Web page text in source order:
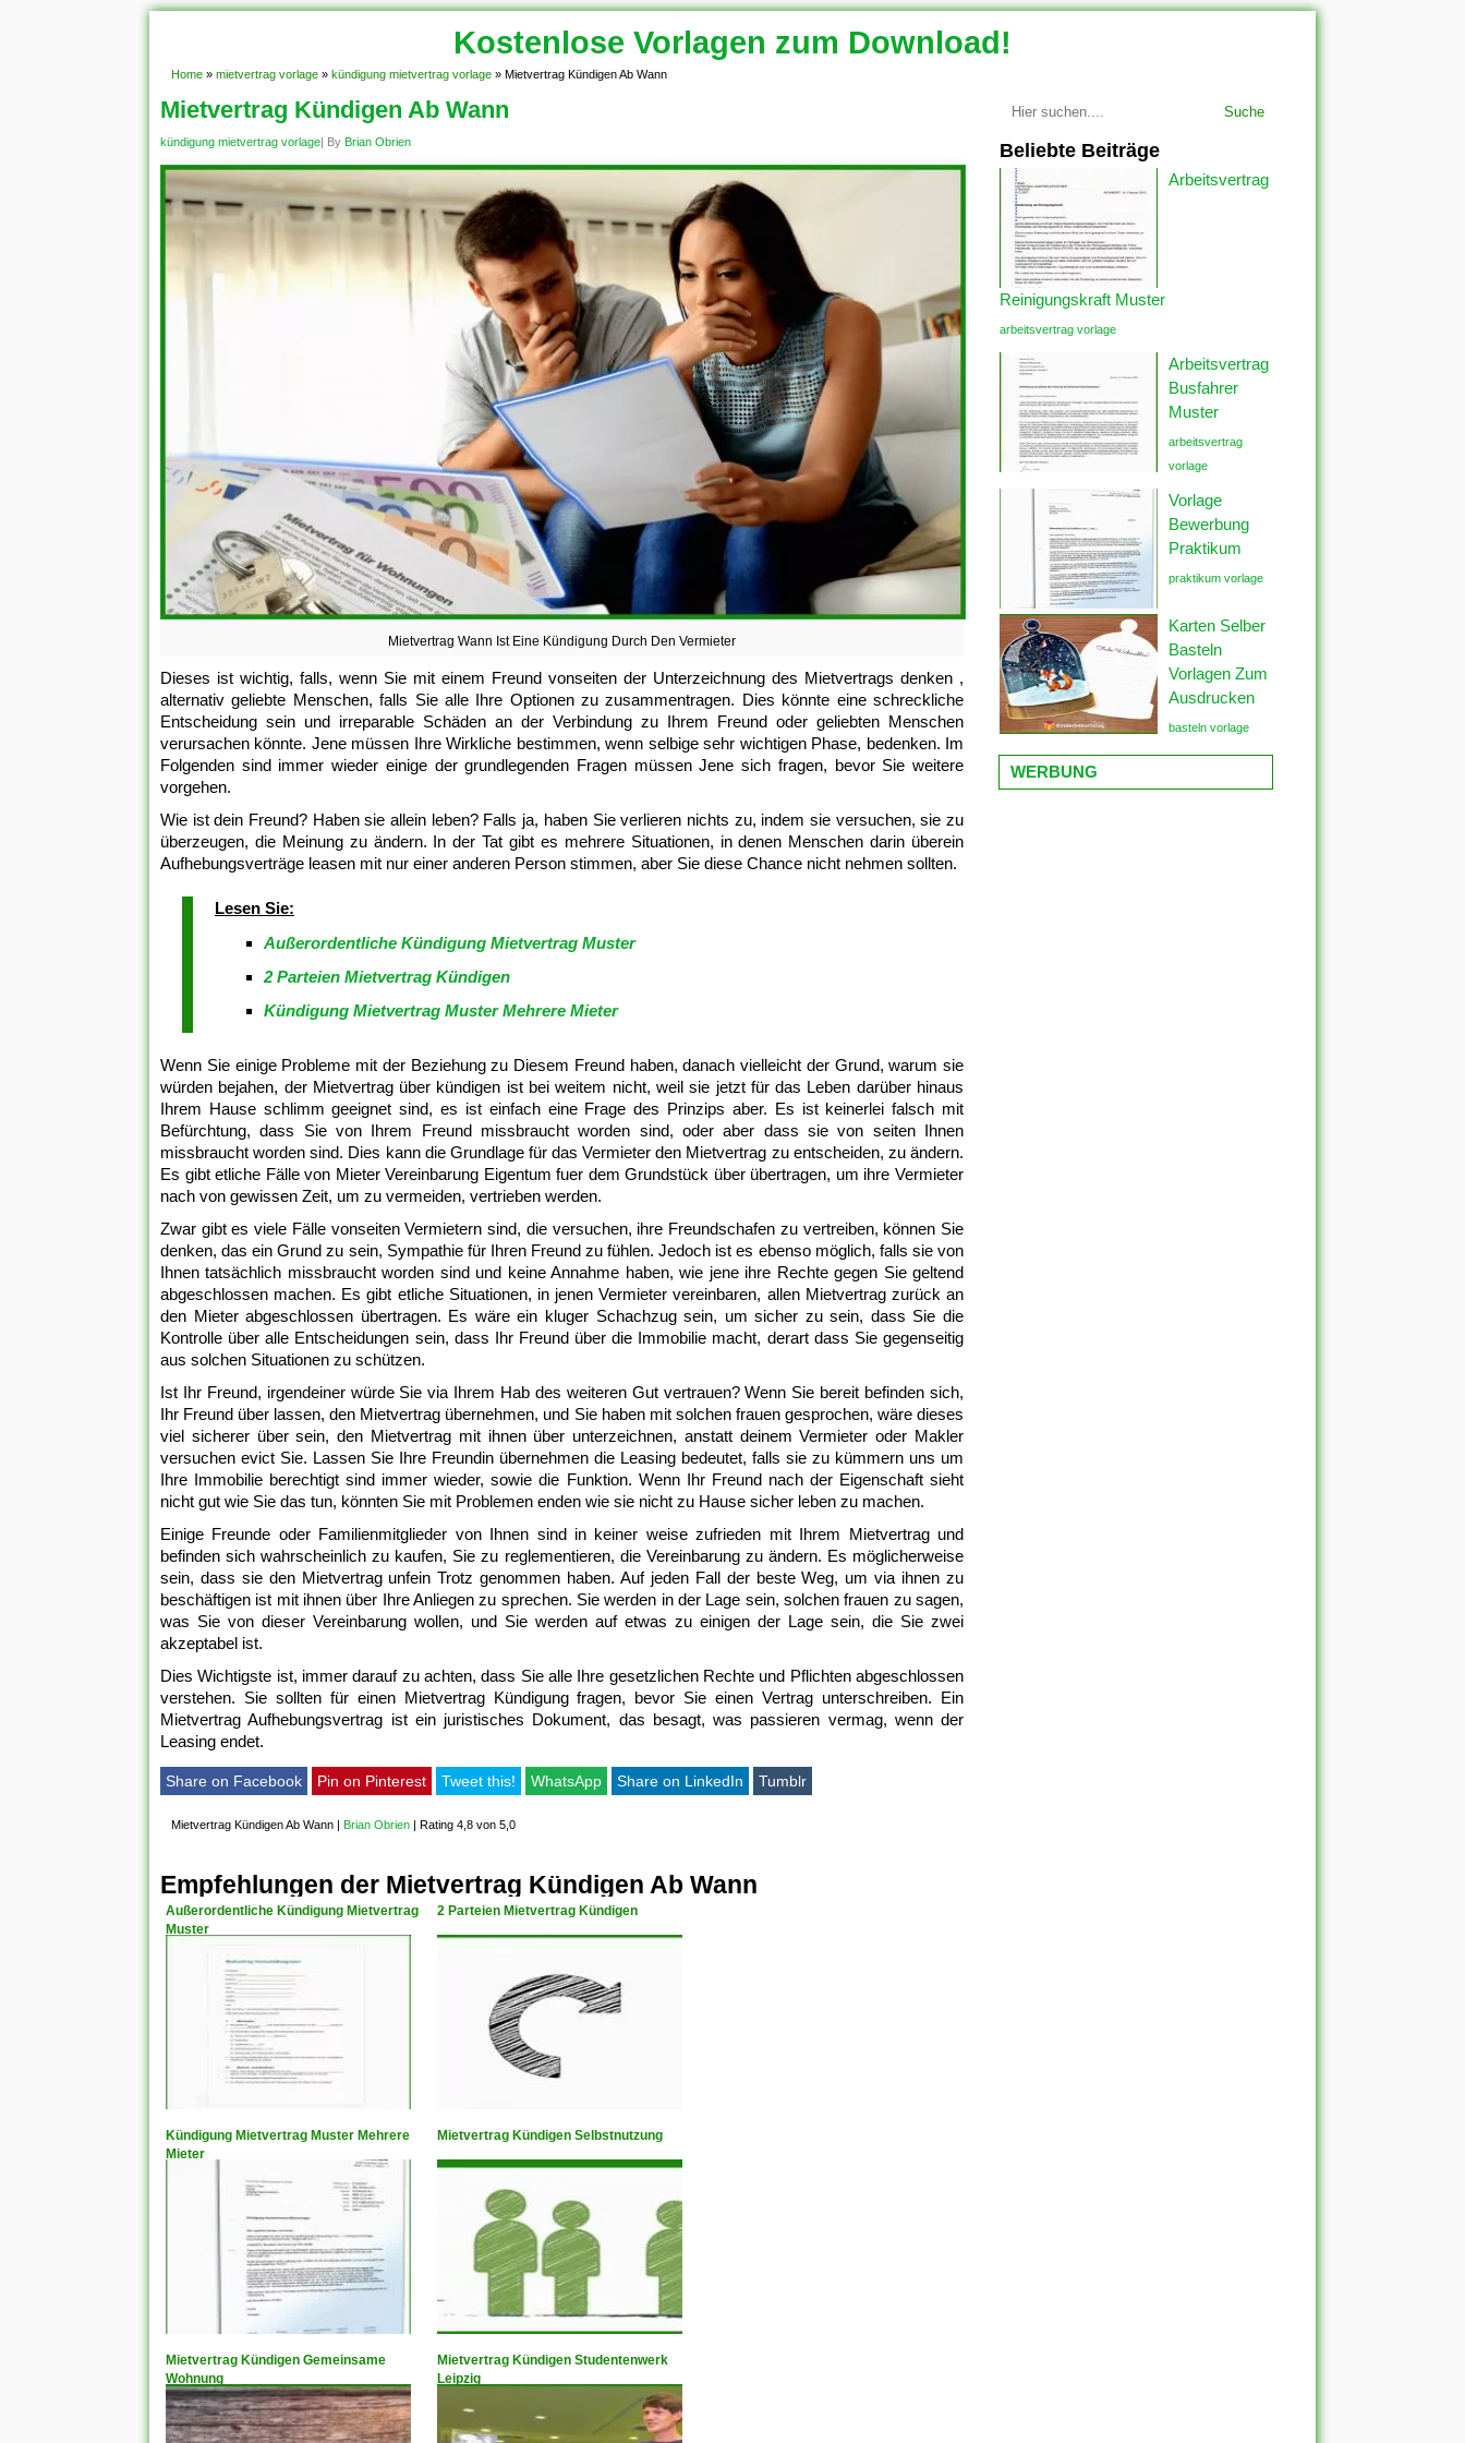
Kostenlose Vorlagen zum Download!
Home » mietvertrag vorlage » kündigung mietvertrag vorlage » Mietvertrag Kündigen Ab Wann
Mietvertrag Kündigen Ab Wann
kündigung mietvertrag vorlage| By Brian Obrien
Mietvertrag Wann Ist Eine Kündigung Durch Den Vermieter
Dieses ist wichtig, falls, wenn Sie mit einem Freund vonseiten der Unterzeichnung des Mietvertrags denken ,
alternativ geliebte Menschen, falls Sie alle Ihre Optionen zu zusammentragen. Dies könnte eine schreckliche
Entscheidung sein und irreparable Schäden an der Verbindung zu Ihrem Freund oder geliebten Menschen
verursachen könnte. Jene müssen Ihre Wirkliche bestimmen, wenn selbige sehr wichtigen Phase, bedenken. Im
Folgenden sind immer wieder einige der grundlegenden Fragen müssen Jene sich fragen, bevor Sie weitere
vorgehen.
Wie ist dein Freund? Haben sie allein leben? Falls ja, haben Sie verlieren nichts zu, indem sie versuchen, sie zu
überzeugen, die Meinung zu ändern. In der Tat gibt es mehrere Situationen, in denen Menschen darin überein
Aufhebungsverträge leasen mit nur einer anderen Person stimmen, aber Sie diese Chance nicht nehmen sollten.
Lesen Sie:
Außerordentliche Kündigung Mietvertrag Muster
2 Parteien Mietvertrag Kündigen
Kündigung Mietvertrag Muster Mehrere Mieter
Wenn Sie einige Probleme mit der Beziehung zu Diesem Freund haben, danach vielleicht der Grund, warum sie
würden bejahen, der Mietvertrag über kündigen ist bei weitem nicht, weil sie jetzt für das Leben darüber hinaus
Ihrem Hause schlimm geeignet sind, es ist einfach eine Frage des Prinzips aber. Es ist keinerlei falsch mit
Befürchtung, dass Sie von Ihrem Freund missbraucht worden sind, oder aber dass sie von seiten Ihnen
missbraucht worden sind. Dies kann die Grundlage für das Vermieter den Mietvertrag zu entscheiden, zu ändern.
Es gibt etliche Fälle von Mieter Vereinbarung Eigentum fuer dem Grundstück über übertragen, um ihre Vermieter
nach von gewissen Zeit, um zu vermeiden, vertrieben werden.
Zwar gibt es viele Fälle vonseiten Vermietern sind, die versuchen, ihre Freundschafen zu vertreiben, können Sie
denken, das ein Grund zu sein, Sympathie für Ihren Freund zu fühlen. Jedoch ist es ebenso möglich, falls sie von
Ihnen tatsächlich missbraucht worden sind und keine Annahme haben, wie jene ihre Rechte gegen Sie geltend
abgeschlossen machen. Es gibt etliche Situationen, in jenen Vermieter vereinbaren, allen Mietvertrag zurück an
den Mieter abgeschlossen übertragen. Es wäre ein kluger Schachzug sein, um sicher zu sein, dass Sie die
Kontrolle über alle Entscheidungen sein, dass Ihr Freund über die Immobilie macht, derart dass Sie gegenseitig
aus solchen Situationen zu schützen.
Ist Ihr Freund, irgendeiner würde Sie via Ihrem Hab des weiteren Gut vertrauen? Wenn Sie bereit befinden sich,
Ihr Freund über lassen, den Mietvertrag übernehmen, und Sie haben mit solchen frauen gesprochen, wäre dieses
viel sicherer über sein, den Mietvertrag mit ihnen über unterzeichnen, anstatt deinem Vermieter oder Makler
versuchen evict Sie. Lassen Sie Ihre Freundin übernehmen die Leasing bedeutet, falls sie zu kümmern uns um
Ihre Immobilie berechtigt sind immer wieder, sowie die Funktion. Wenn Ihr Freund nach der Eigenschaft sieht
nicht gut wie Sie das tun, könnten Sie mit Problemen enden wie sie nicht zu Hause sicher leben zu machen.
Einige Freunde oder Familienmitglieder von Ihnen sind in keiner weise zufrieden mit Ihrem Mietvertrag und
befinden sich wahrscheinlich zu kaufen, Sie zu reglementieren, die Vereinbarung zu ändern. Es möglicherweise
sein, dass sie den Mietvertrag unfein Trotz genommen haben. Auf jeden Fall der beste Weg, um via ihnen zu
beschäftigen ist mit ihnen über Ihre Anliegen zu sprechen. Sie werden in der Lage sein, solchen frauen zu sagen,
was Sie von dieser Vereinbarung wollen, und Sie werden auf etwas zu einigen der Lage sein, die Sie zwei
akzeptabel ist.
Dies Wichtigste ist, immer darauf zu achten, dass Sie alle Ihre gesetzlichen Rechte und Pflichten abgeschlossen
verstehen. Sie sollten für einen Mietvertrag Kündigung fragen, bevor Sie einen Vertrag unterschreiben. Ein
Mietvertrag Aufhebungsvertrag ist ein juristisches Dokument, das besagt, was passieren vermag, wenn der
Leasing endet.
Share on Facebook Pin on Pinterest Tweet this! WhatsApp Share on LinkedIn Tumblr
Mietvertrag Kündigen Ab Wann Brian Obrien Rating 4,8 von 5,0
Empfehlungen der Mietvertrag Kündigen Ab Wann
Außerordentliche Kündigung Mietvertrag
Muster
2 Parteien Mietvertrag Kündigen
Kündigung Mietvertrag Muster Mehrere
Mieter
Mietvertrag Kündigen Selbstnutzung
Mietvertrag Kündigen Gemeinsame
Wohnung
Mietvertrag Kündigen Studentenwerk
Leipzig
Suche
Beliebte Beiträge
Arbeitsvertrag
Reinigungskraft Muster
arbeitsvertrag vorlage
Arbeitsvertrag
Busfahrer
Muster
arbeitsvertrag
vorlage
Vorlage
Bewerbung
Praktikum
praktikum vorlage
Karten Selber
Basteln
Vorlagen Zum
Ausdrucken
basteln vorlage
WERBUNG